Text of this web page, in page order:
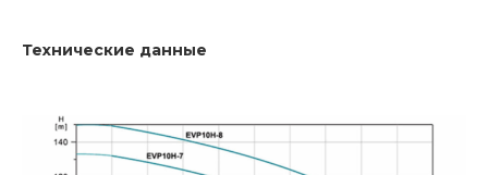
Технические данные